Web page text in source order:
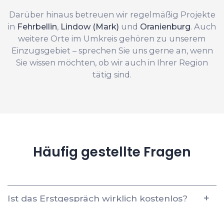
Darüber hinaus betreuen wir regelmäßig Projekte
in Fehrbellin, Lindow (Mark) und Oranienburg. Auch
weitere Orte im Umkreis gehören zu unserem
Einzugsgebiet – sprechen Sie uns gerne an, wenn
Sie wissen möchten, ob wir auch in Ihrer Region
tätig sind.
Häufig gestellte Fragen
Ist das Erstgespräch wirklich kostenlos?